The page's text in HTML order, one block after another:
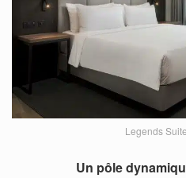
Legends
Un pôle